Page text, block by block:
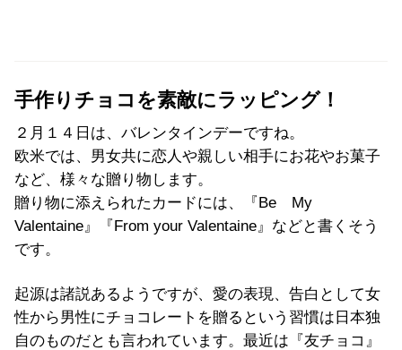
手作りチョコを素敵にラッピング！
２月１４日は、バレンタインデーですね。
欧米では、男女共に恋人や親しい相手にお花やお菓子
など、様々な贈り物します。
贈り物に添えられたカードには、『Be My
Valentaine』『From your Valentaine』などと書くそう
です。
起源は諸説あるようですが、愛の表現、告白として女
性から男性にチョコレートを贈るという習慣は日本独
自のものだとも言われています。最近は『友チョコ』